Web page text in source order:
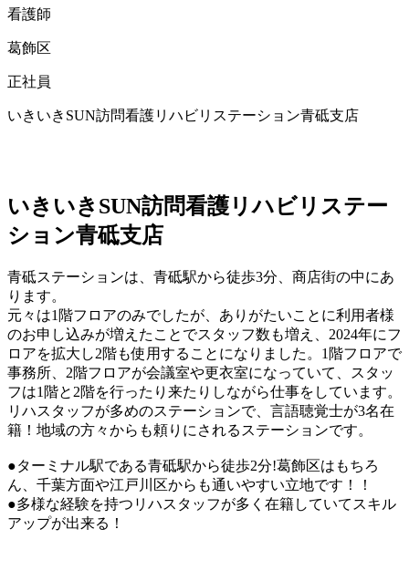
看護師
葛飾区
正社員
いきいきSUN訪問看護リハビリステーション青砥支店
いきいきSUN訪問看護リハビリステー
ション青砥支店
青砥ステーションは、青砥駅から徒歩3分、商店街の中にあ
ります。
元々は1階フロアのみでしたが、ありがたいことに利用者様
のお申し込みが増えたことでスタッフ数も増え、2024年にフ
ロアを拡大し2階も使用することになりました。1階フロアで
事務所、2階フロアが会議室や更衣室になっていて、スタッ
フは1階と2階を行ったり来たりしながら仕事をしています。
リハスタッフが多めのステーションで、言語聴覚士が3名在
籍！地域の方々からも頼りにされるステーションです。
●ターミナル駅である青砥駅から徒歩2分!葛飾区はもちろ
ん、千葉方面や江戸川区からも通いやすい立地です！！
●多様な経験を持つリハスタッフが多く在籍していてスキル
アップが出来る！